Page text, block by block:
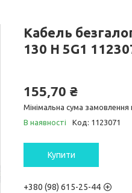
Кабель
130 H 5G1
155,70 ₴
Мінімальна сума замовлення
В наявності
Код: 1123071
Купити
+380 (98) 615-25-44